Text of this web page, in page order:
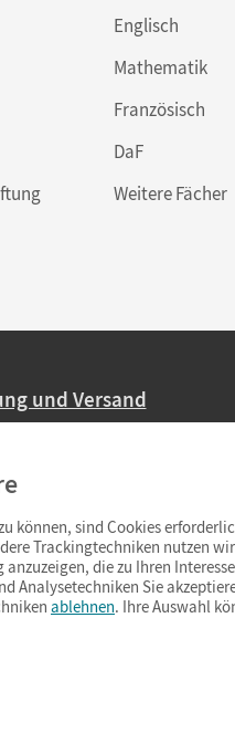
Englisch
Mathematik
Französisch
DaF
Weitere Fächer
und Versand
EUR Bestellwert liefern
in 3–6 Tagen).
können, sind Cookies
Trackingtechniken nutzen
die zu Ihren
Analysetechniken Sie
ablehnen. Ihre Auswahl